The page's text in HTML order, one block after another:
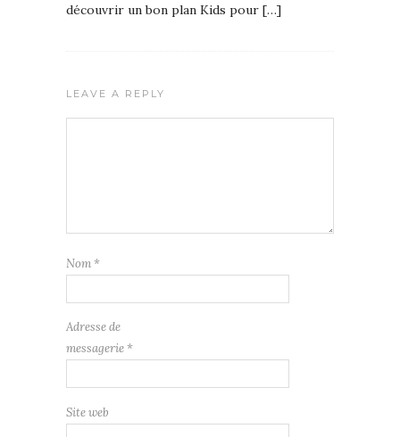
découvrir un bon plan Kids pour […]
LEAVE A REPLY
Nom *
Adresse de
messagerie *
Site web